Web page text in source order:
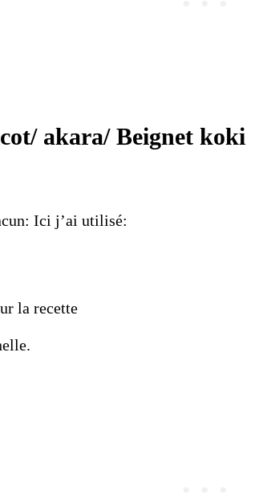
akara/ Beignet koki
Ici j’ai utilisé:
la recette